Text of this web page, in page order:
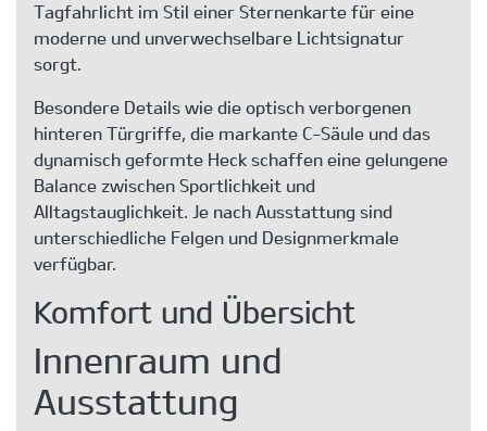
Tagfahrlicht im Stil einer Sternenkarte für eine
moderne und unverwechselbare Lichtsignatur
sorgt.
Besondere Details wie die optisch verborgenen
hinteren Türgriffe, die markante C-Säule und das
dynamisch geformte Heck schaffen eine gelungene
Balance zwischen Sportlichkeit und
Alltagstauglichkeit. Je nach Ausstattung sind
unterschiedliche Felgen und Designmerkmale
verfügbar.
Komfort und Übersicht
Innenraum und
Ausstattung